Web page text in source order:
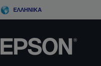
ΕΛΛΗΝΙΚΆ